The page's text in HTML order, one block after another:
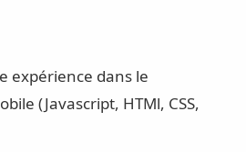
expérience dans le
(Javascript, HTMl, CSS,